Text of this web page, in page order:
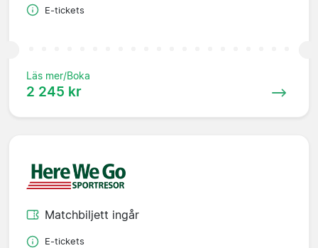
E-tickets
Läs mer/Boka
2 245 kr
Matchbiljett ingår
E-tickets